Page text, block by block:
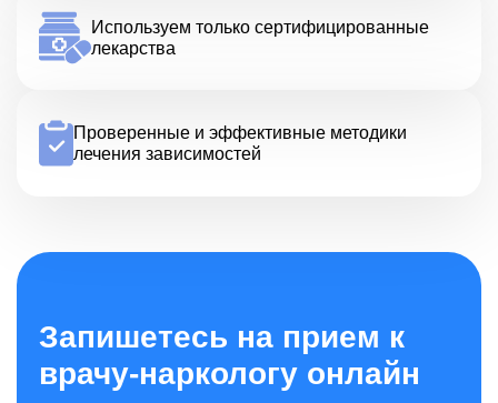
Используем только сертифицированные
лекарства
Проверенные и эффективные методики
лечения зависимостей
Запишетесь на прием к
врачу-наркологу онлайн